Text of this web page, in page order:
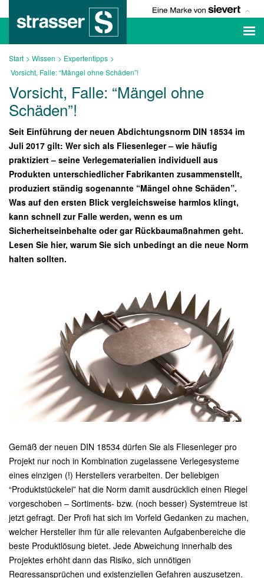
Start Wissen
Expertentipps
Vorsicht, Falle: “Mängel ohne Schäden”!
Vorsicht, Falle: “Mängel ohne
Schäden”!
Seit Einführung der neuen Abdichtungsnorm DIN 18534 im
Juli 2017 gilt: Wer sich als Fliesenleger – wie häufig
praktiziert – seine Verlegematerialien individuell aus
Produkten unterschiedlicher Fabrikanten zusammenstellt,
produziert ständig sogenannte “Mängel ohne Schäden”.
Was auf den ersten Blick vergleichsweise harmlos klingt,
kann schnell zur Falle werden, wenn es um
Sicherheitseinbehalte oder gar Rückbaumaßnahmen geht.
Lesen Sie hier, warum Sie sich unbedingt an die neue Norm
halten sollten.
Gemäß der neuen DIN 18534 dürfen Sie als Fliesenleger pro
Projekt nur noch in Kombination zugelassene Verlegesysteme
eines einzigen (!) Herstellers verarbeiten. Der beliebigen
“Produktstückelei” hat die Norm damit ausdrücklich einen Riegel
vorgeschoben – Sortiments- bzw. (noch besser) Systemtreue ist
jetzt gefragt. Der Profi hat sich im Vorfeld Gedanken zu machen,
welcher Hersteller ihm für alle relevanten Aufgabenbereiche die
beste Produktlösung bietet. Jede Abweichung innerhalb des
Projektes erhöht dann das Risiko, sich unnötigen
Regressansprüchen und existenziellen Gefahren auszusetzen.